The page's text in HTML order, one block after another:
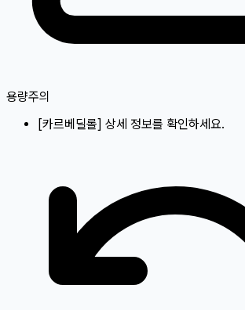
용량주의
[카르베딜롤] 상세 정보를 확인하세요.